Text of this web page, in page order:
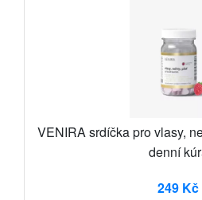
VENIRA srdíčka pro vlasy,
denní
249 Kč